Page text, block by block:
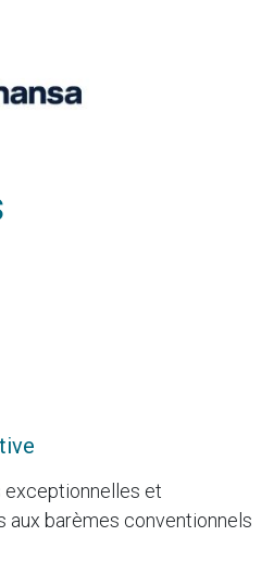
exceptionnelles et
aux barèmes conventionnels